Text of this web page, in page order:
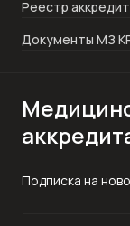
Реестр
Документы МЗ
Подписка на